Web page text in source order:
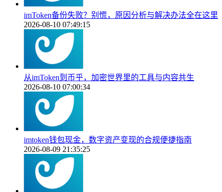
imToken备份失败？别慌，原因分析与解决办法全在这里
2026-08-10 07:49:15
从imToken到币乎，加密世界里的工具与内容共生
2026-08-10 07:00:34
imtoken钱包现金，数字资产变现的合规便捷指南
2026-08-09 21:35:25